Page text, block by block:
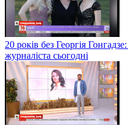
20 років без Георгія
журналіста сьогодні